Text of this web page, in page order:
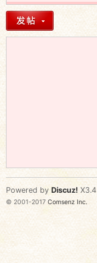
Powered by Discuz! X3.4
© 2001-2017 Comsenz Inc.